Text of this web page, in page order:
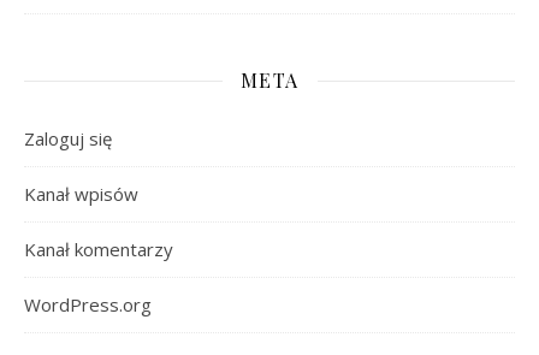
META
Zaloguj się
Kanał wpisów
Kanał komentarzy
WordPress.org